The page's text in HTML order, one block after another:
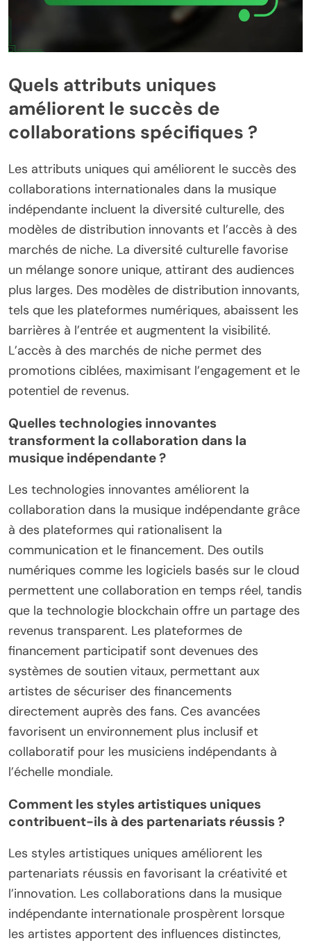
Quels attributs uniques
améliorent le succès de
collaborations spécifiques ?
Les attributs uniques qui améliorent le succès des
collaborations internationales dans la musique
indépendante incluent la diversité culturelle, des
modèles de distribution innovants et l’accès à des
marchés de niche. La diversité culturelle favorise
un mélange sonore unique, attirant des audiences
plus larges. Des modèles de distribution innovants,
tels que les plateformes numériques, abaissent les
barrières à l’entrée et augmentent la visibilité.
L’accès à des marchés de niche permet des
promotions ciblées, maximisant l’engagement et le
potentiel de revenus.
Quelles technologies innovantes
transforment la collaboration dans la
musique indépendante ?
Les technologies innovantes améliorent la
collaboration dans la musique indépendante grâce
à des plateformes qui rationalisent la
communication et le financement. Des outils
numériques comme les logiciels basés sur le cloud
permettent une collaboration en temps réel, tandis
que la technologie blockchain offre un partage des
revenus transparent. Les plateformes de
financement participatif sont devenues des
systèmes de soutien vitaux, permettant aux
artistes de sécuriser des financements
directement auprès des fans. Ces avancées
favorisent un environnement plus inclusif et
collaboratif pour les musiciens indépendants à
l’échelle mondiale.
Comment les styles artistiques uniques
contribuent-ils à des partenariats réussis ?
Les styles artistiques uniques améliorent les
partenariats réussis en favorisant la créativité et
l’innovation. Les collaborations dans la musique
indépendante internationale prospèrent lorsque
les artistes apportent des influences distinctes,